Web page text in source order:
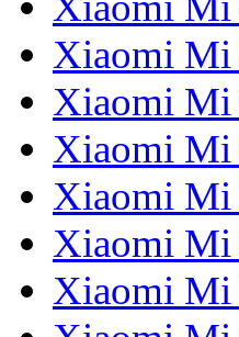
Xiaomi Mi
Xiaomi Mi
Xiaomi
Xiaomi Mi
Xiaomi Mi
Xiaomi Mi